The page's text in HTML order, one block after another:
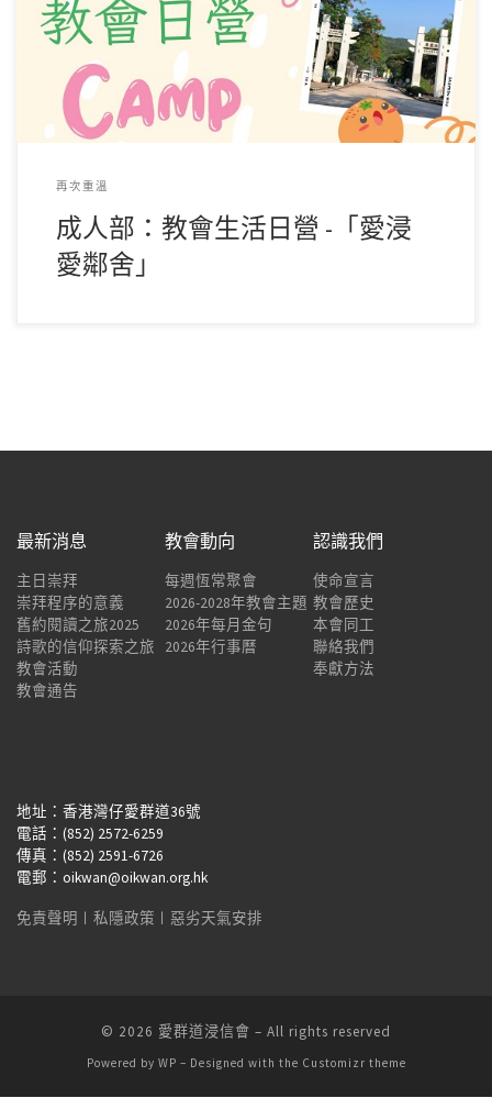
的：在主裡肢體相交，互相建立 名額：100人 […]
再次重溫
成人部：教會生活日營 -「愛浸
愛鄰舍」
最新消息
主日崇拜
崇拜程序的意義
舊約閱讀之旅2025
詩歌的信仰探索之旅
教會活動
教會通告
教會動向
每週恆常聚會
2026-2028年教會主題
2026年每月金句
2026年行事曆
認識我們
使命宣言
教會歷史
本會同工
聯絡我們
奉獻方法
地址：香港灣仔愛群道36號
電話：(852) 2572-6259
傳真：(852) 2591-6726
電郵：oikwan@oikwan.org.hk
免責聲明 ︱ 私隱政策 ︱ 惡劣天氣安排
© 2026 愛群道浸信會 – All rights reserved
Powered by WP – Designed with the Customizr theme